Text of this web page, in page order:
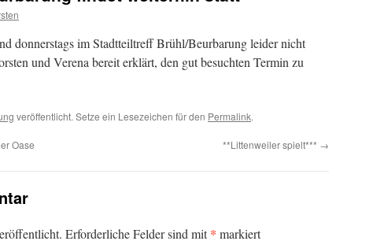
donnerstags im Stadtteiltreff Brühl/Beurbarung leider nicht
und Verena bereit erklärt, den gut besuchten Termin zu
veröffentlicht. Setze ein Lesezeichen für den Permalink.
Oase **Littenweiler spielt*** →
Erforderliche Felder sind mit* markiert